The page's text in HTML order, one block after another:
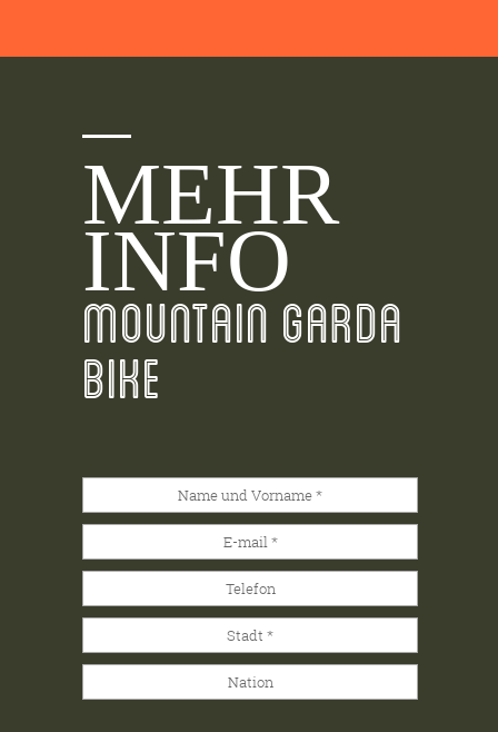
MEHR
INFO
MOUNTAIN GARDA
BIKE